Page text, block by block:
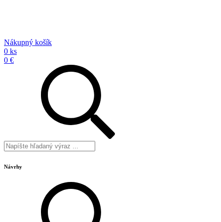
Nákupný košík
0 ks
0 €
Návrhy